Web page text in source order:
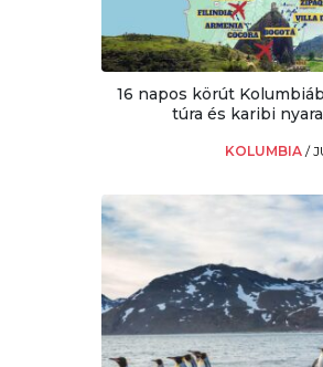
16 napos körút
túra és karibi
KOLUMBIA /